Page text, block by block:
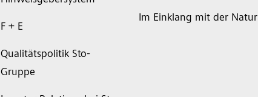
F + E
Qualitätspolitik Sto-
Gruppe
Im Einklang mit der Natur